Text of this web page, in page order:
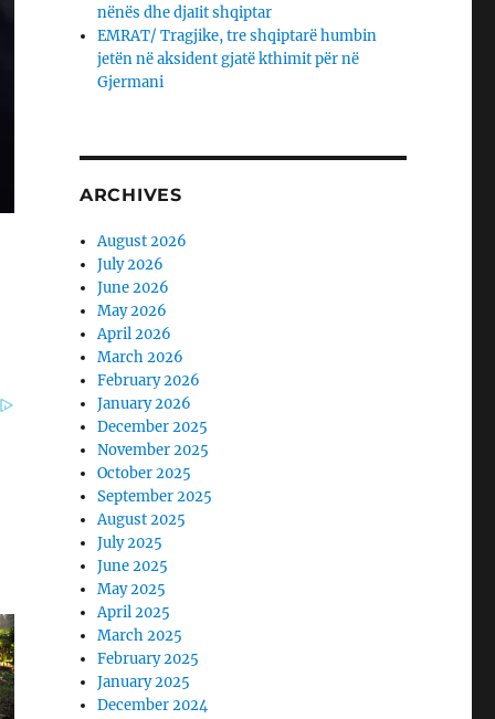
nënës dhe djaΙit shqiptar
EMRAT/ Tragjike, tre shqiptarë humbin
jetën në aksident gjatë kthimit për në
Gjermani
ARCHIVES
August 2026
July 2026
June 2026
May 2026
April 2026
March 2026
February 2026
January 2026
December 2025
November 2025
October 2025
September 2025
August 2025
July 2025
June 2025
May 2025
April 2025
March 2025
February 2025
January 2025
December 2024